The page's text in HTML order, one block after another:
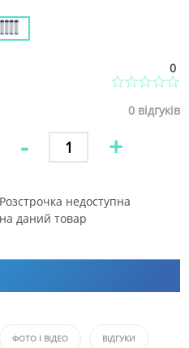
0
0відгуків
- +
Розстрочка недоступна
на даний товар
ФОТО І ВІДЕО ВІДГУКИ